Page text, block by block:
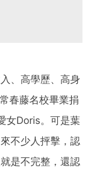
、高學歷、高身
春藤名校畢業捐
女Doris。可是葉
不少人抨擊，認
是不完整，還認